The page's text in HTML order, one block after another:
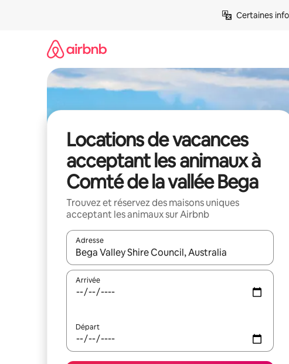
Certaines
Locations de vacances
acceptant les animaux à
Comté de la vallée Bega
Trouvez et réservez des maisons uniques
acceptant les animaux sur Airbnb
Adresse
Lorsque les résultats s'affichent, utilisez les flèches
Arrivée
Départ